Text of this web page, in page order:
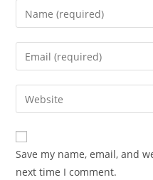
Enter
your
name
comment
Enter
your
email
address
comment
Enter
your
website
URL
(optional)
Save my name, email, and
next time I comment.